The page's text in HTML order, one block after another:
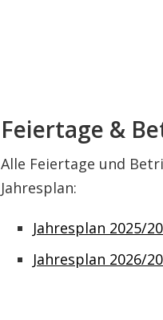
Feiertage &
Alle Feiertage und
Jahresplan:
Jahresplan 2025/
Jahresplan 2026/